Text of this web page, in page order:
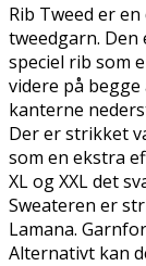
Rib Tweed er
tweedgarn.
speciel rib som
videre på
kanterne
Der er strikket
som en ekstra
XL og XXL det
Sweateren er
Lamana.
Alternativt kan